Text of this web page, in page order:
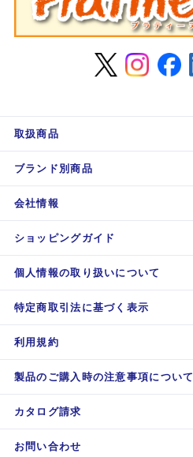
取扱商品
ブランド別商品
会社情報
ショッピングガイド
個人情報の取り扱いについて
特定商取引法に基づく表示
利用規約
製品のご購入時の注意事項について
カタログ請求
お問い合わせ